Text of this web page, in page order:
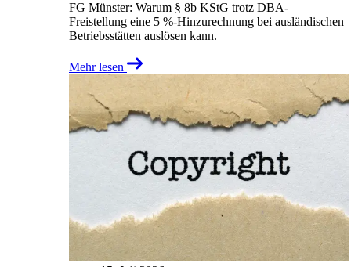
FG Münster: Warum § 8b KStG trotz DBA-
Freistellung eine 5 %-Hinzurechnung bei ausländischen
Betriebsstätten auslösen kann.
Mehr lesen